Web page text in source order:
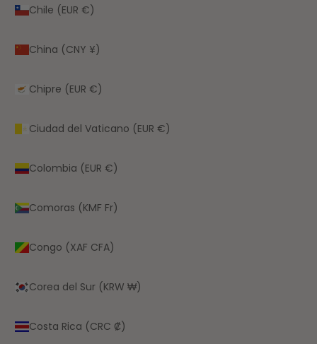
Chile (EUR €)
China (CNY ¥)
Chipre (EUR €)
Ciudad del Vaticano (EUR €)
Colombia (EUR €)
Comoras (KMF Fr)
Congo (XAF CFA)
Corea del Sur (KRW ₩)
Costa Rica (CRC ₡)